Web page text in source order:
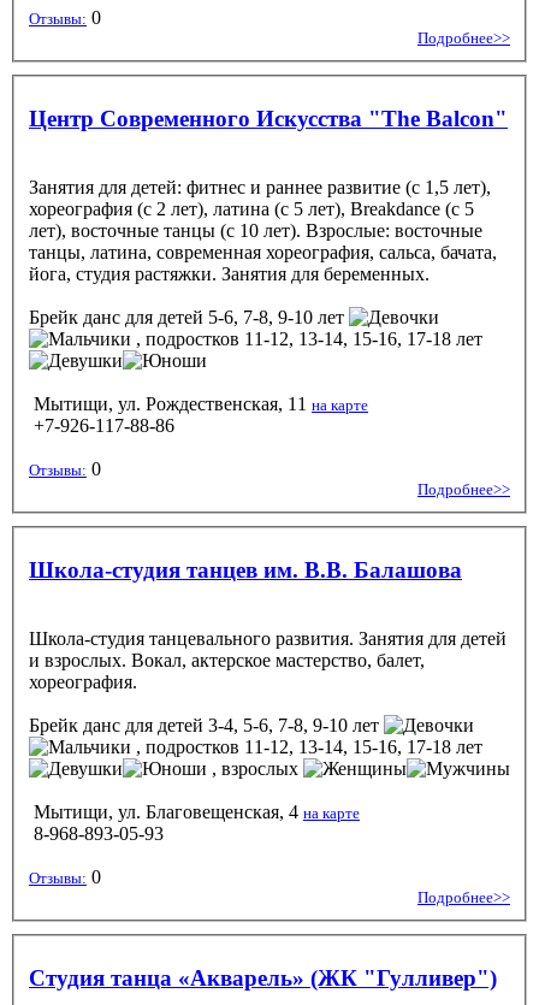
Отзывы: 0
Подробнее>>
Центр Современного Искусства "The Balcon"
Занятия для детей: фитнес и раннее развитие (с 1,5 лет),
хореография (с 2 лет), латина (с 5 лет), Breakdance (c 5
лет), восточные танцы (с 10 лет). Взрослые: восточные
танцы, латина, современная хореография, сальса, бачата,
йога, студия растяжки. Занятия для беременных.
Брейк данс для детей 5-6, 7-8, 9-10 лет
, подростков 11-12, 13-14, 15-16, 17-18 лет
Мытищи, ул. Рождественская, 11 на карте
+7-926-117-88-86
Отзывы: 0
Подробнее>>
Школа-студия танцев им. В.В. Балашова
Школа-студия танцевального развития. Занятия для детей
и взрослых. Вокал, актерское мастерство, балет,
хореография.
Брейк данс для детей 3-4, 5-6, 7-8, 9-10 лет
, подростков 11-12, 13-14, 15-16, 17-18 лет
, взрослых
Мытищи, ул. Благовещенская, 4 на карте
8-968-893-05-93
Отзывы: 0
Подробнее>>
Студия танца «Акварель» (ЖК "Гулливер")